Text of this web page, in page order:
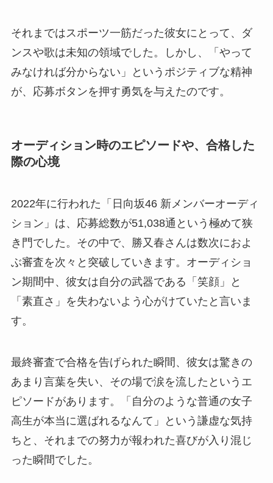
それまではスポーツ一筋だった彼女にとって、ダ
ンスや歌は未知の領域でした。しかし、「やって
みなければ分からない」というポジティブな精神
が、応募ボタンを押す勇気を与えたのです。
オーディション時のエピソードや、合格した
際の心境
2022年に行われた「日向坂46 新メンバーオーディ
ション」は、応募総数が51,038通という極めて狭
き門でした。その中で、勝又春さんは数次におよ
ぶ審査を次々と突破していきます。オーディショ
ン期間中、彼女は自分の武器である「笑顔」と
「素直さ」を失わないよう心がけていたと言いま
す。
最終審査で合格を告げられた瞬間、彼女は驚きの
あまり言葉を失い、その場で涙を流したというエ
ピソードがあります。「自分のような普通の女子
高生が本当に選ばれるなんて」という謙虚な気持
ちと、それまでの努力が報われた喜びが入り混じ
った瞬間でした。